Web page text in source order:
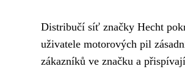
Distribučí síť značky Hecht
uživatele motorových pil
zákazníků ve značku a